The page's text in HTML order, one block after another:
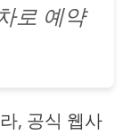
로 예약
, 공식 웹사